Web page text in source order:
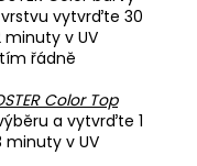
vytvrďte 30
minuty v UV
řádně
Color Top
a vytvrďte 1
minuty v UV